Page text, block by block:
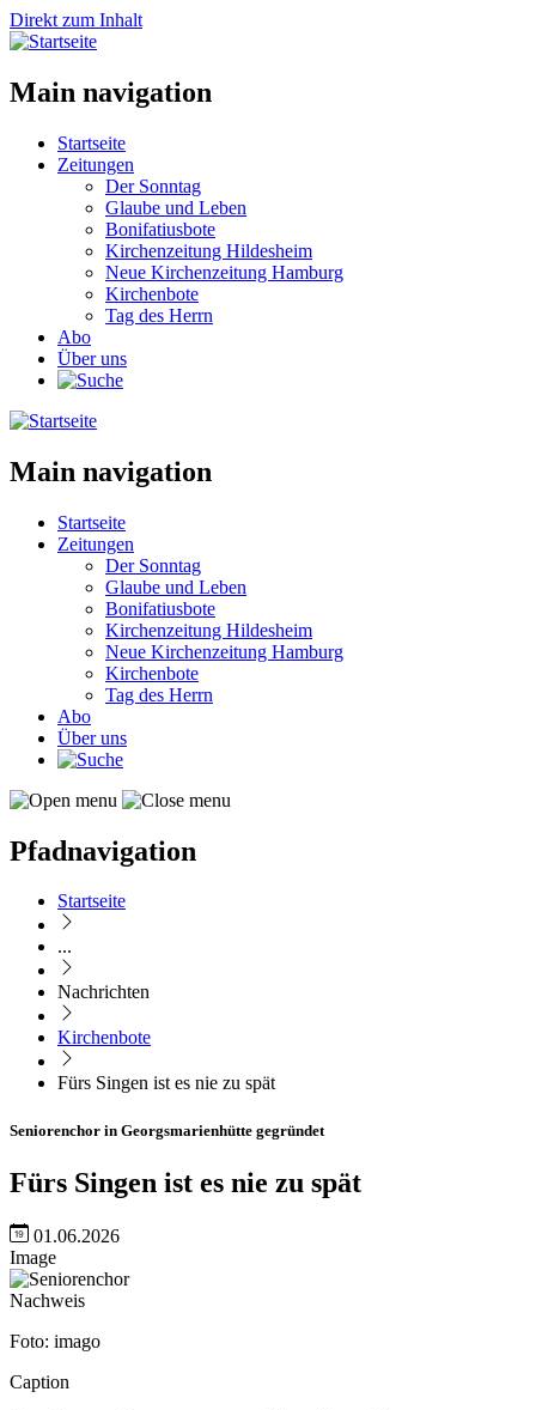
Direkt zum Inhalt
Main navigation
Startseite
Zeitungen
Der Sonntag
Glaube und Leben
Bonifatiusbote
Kirchenzeitung Hildesheim
Neue Kirchenzeitung Hamburg
Kirchenbote
Tag des Herrn
Abo
Über uns
Main navigation
Startseite
Zeitungen
Der Sonntag
Glaube und Leben
Bonifatiusbote
Kirchenzeitung Hildesheim
Neue Kirchenzeitung Hamburg
Kirchenbote
Tag des Herrn
Abo
Über uns
Pfadnavigation
Startseite
...
Nachrichten
Kirchenbote
Fürs Singen ist es nie zu spät
Seniorenchor in Georgsmarienhütte gegründet
Fürs Singen ist es nie zu spät
01.06.2026
Image
Nachweis
Foto: imago
Caption